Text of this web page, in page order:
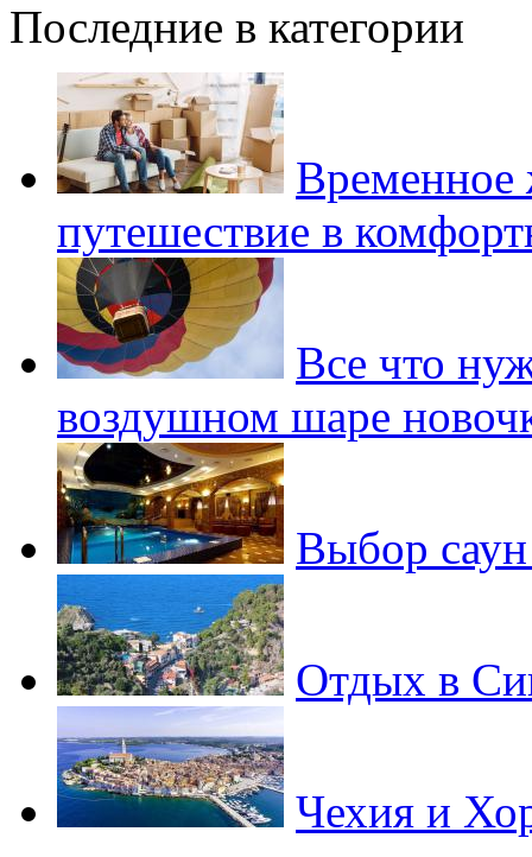
Последние в категории
путешествие в
Все что
воздушном шаре
Выбор
Отдых в
Чехия и